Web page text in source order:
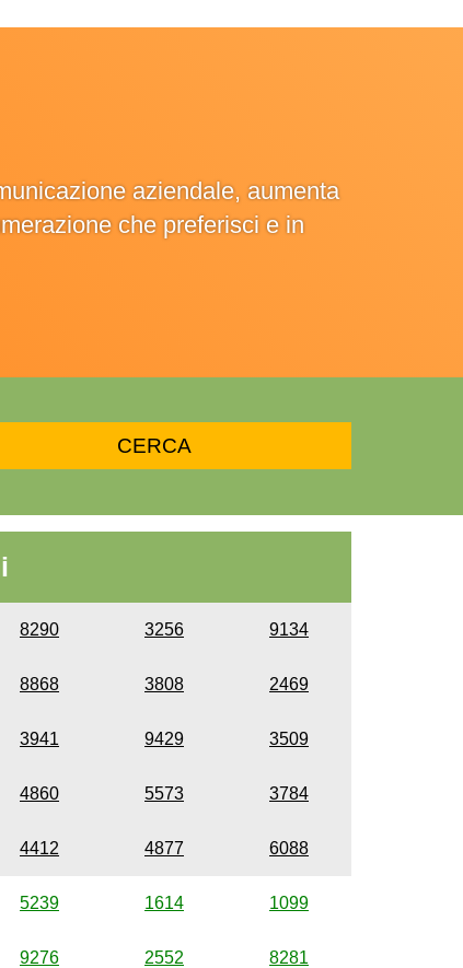
aziendale, aumenta
che preferisci e in
8290 3256 9134
8868 3808 2469
3941 9429 3509
4860 5573 3784
4412 4877 6088
5239 1614 1099
9276 2552 8281